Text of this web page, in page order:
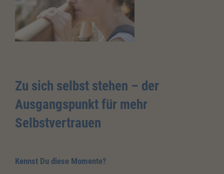
Zu sich selbst stehen – der
Ausgangspunkt für mehr
Selbstvertrauen
Kennst Du diese Momente?